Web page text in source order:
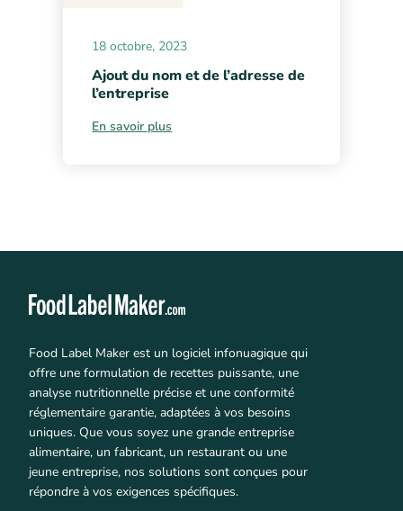
18 octobre, 2023
Ajout du nom et de l’adresse de
l’entreprise
En savoir plus
Food Label Maker est un logiciel infonuagique qui
offre une formulation de recettes puissante, une
analyse nutritionnelle précise et une conformité
réglementaire garantie, adaptées à vos besoins
uniques. Que vous soyez une grande entreprise
alimentaire, un fabricant, un restaurant ou une
jeune entreprise, nos solutions sont conçues pour
répondre à vos exigences spécifiques.